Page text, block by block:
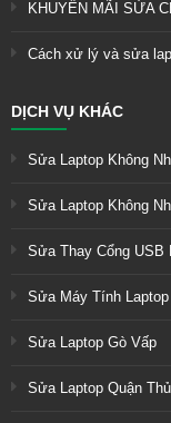
KHUYẾN MÃI SỬA
Cách xử lý và sửa
DỊCH VỤ KHÁC
Sửa Laptop Không
Sửa Laptop Không
Sửa Thay Cổng USB
Sửa Máy Tính
Sửa Laptop Gò Vấp
Sửa Laptop Quận